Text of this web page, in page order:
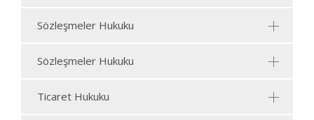
Sözleşmeler Hukuku
Sözleşmeler Hukuku
Ticaret Hukuku